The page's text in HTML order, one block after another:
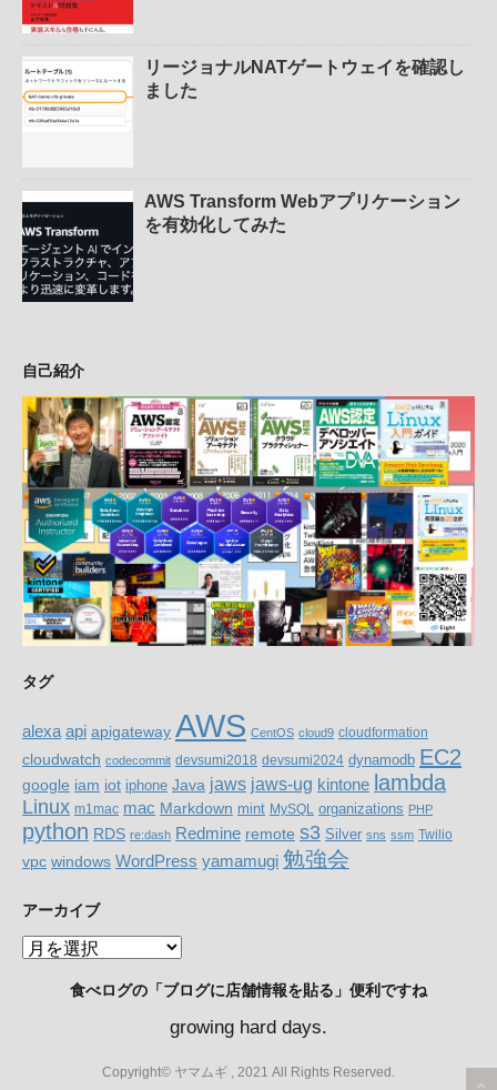
リージョナルNATゲートウェイを確認し
ました
AWS Transform Webアプリケーション
を有効化してみた
自己紹介
タグ
alexa api apigateway AWS CentOS cloud9 cloudformation
cloudwatch codecommit devsumi2018 devsumi2024 dynamodb EC2
google iam iot iphone Java jaws jaws-ug kintone lambda
Linux m1mac mac Markdown mint MySQL organizations PHP
python RDS re:dash Redmine remote s3 Silver sns ssm Twilio
vpc windows WordPress yamamugi 勉強会
アーカイブ
ア
食べログの「ブログに店舗情報を貼る」便利ですね
growing hard days.
Copyright© ヤマムギ , 2021 All Rights Reserved.